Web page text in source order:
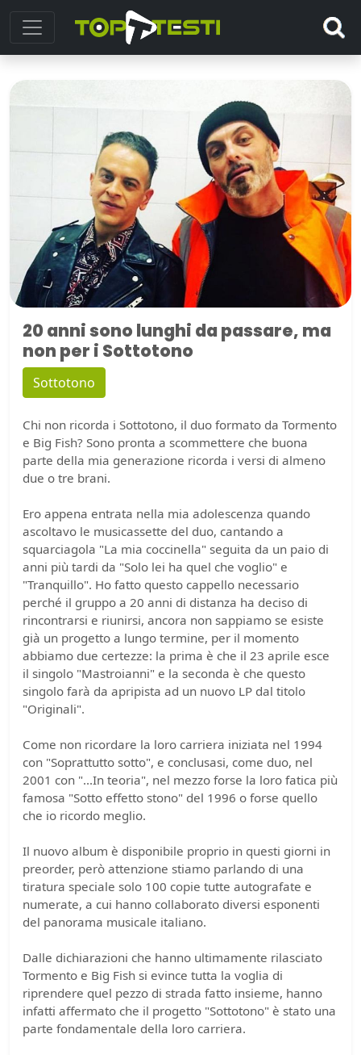
20 anni sono lunghi da passare, ma
non per i Sottotono
Sottotono
Chi non ricorda i Sottotono, il duo formato da Tormento
e Big Fish? Sono pronta a scommettere che buona
parte della mia generazione ricorda i versi di almeno
due o tre brani.
Ero appena entrata nella mia adolescenza quando
ascoltavo le musicassette del duo, cantando a
squarciagola "La mia coccinella" seguita da un paio di
anni più tardi da "Solo lei ha quel che voglio" e
"Tranquillo". Ho fatto questo cappello necessario
perché il gruppo a 20 anni di distanza ha deciso di
rincontrarsi e riunirsi, ancora non sappiamo se esiste
già un progetto a lungo termine, per il momento
abbiamo due certezze: la prima è che il 23 aprile esce
il singolo "Mastroianni" e la seconda è che questo
singolo farà da apripista ad un nuovo LP dal titolo
"Originali".
Come non ricordare la loro carriera iniziata nel 1994
con "Soprattutto sotto", e conclusasi, come duo, nel
2001 con "...In teoria", nel mezzo forse la loro fatica più
famosa "Sotto effetto stono" del 1996 o forse quello
che io ricordo meglio.
Il nuovo album è disponibile proprio in questi giorni in
preorder, però attenzione stiamo parlando di una
tiratura speciale solo 100 copie tutte autografate e
numerate, a cui hanno collaborato diversi esponenti
del panorama musicale italiano.
Dalle dichiarazioni che hanno ultimamente rilasciato
Tormento e Big Fish si evince tutta la voglia di
riprendere quel pezzo di strada fatto insieme, hanno
infatti affermato che il progetto "Sottotono" è stato una
parte fondamentale della loro carriera.